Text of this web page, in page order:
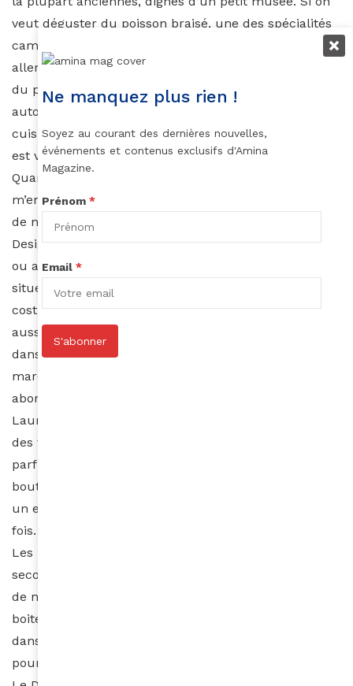
veut déguster du poisson braisé, une des spécialités
camerounaises, c’est à la montée Caveaux qu’il faut
aller. C’est un endroit où plusieurs femmes braisent
du poisson, du poulet, du porc et ce en plein air avec
autour de gargotes abritées où on déguste leur
cuisine. C’est assez rustique, mais ce qu’on y mange
est vraiment délicieux.
Quand je veux être tiré à quatre épingles ou même
m’endimancher je me rends chez Dio Ali le créateur
de mode situé au quartier Briqueterie ou chez Blaz
Design à l’entrée du golf pour son élégance classique
ou alors chez Jean Phillipe Azegue le maître tailleur
situé à la Montée Ane Rouge qui propose des
costumes à la coupe digne du tailoring anglais. Il y a
aussi la « Place Vendôme »une boutique également
dans le quartier la Montée Ane Rouge on trouve des
marques de luxe importées mais à prix relativement
abordables : Pierre Cardin, Carven, Yves Saint
Laurent, Givenchy, Dolce & Gabbana, Valentino. Il vend
des vêtements mais aussi des accessoires, du
parfum, des bijoux. A mon avis c’est la seule
boutique de la place qui sort du lot, bien agencé et
un esprit bon chic bon genre, élégant et simple à la
fois.
Les nuits de Yaoundé hiiii c’est du show ! Pour me
secouer un peu et me rendre zikzak, je sors en boite
de nuit, au Caveaux night club. C’est la plus vieille
boite de nuit de Yaoundé : déjà dans mon jeune âge,
dans les années 80 je m’y suis produit plusieurs fois
pour des spectacles de danse avec mon frère Ayissi
Ne manquez plus rien !
Soyez au courant des dernières nouvelles,
événements et contenus exclusifs d'Amina
Magazine.
Prénom *
Email *
S'abonner